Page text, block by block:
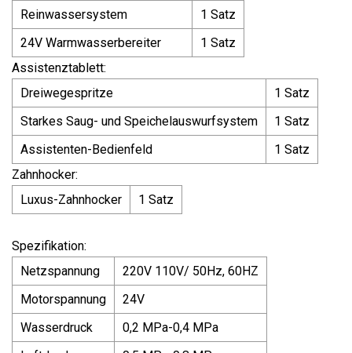
Reinwassersystem
1 Satz
24V Warmwasserbereiter
1 Satz
Assistenztablett:
Dreiwegespritze
1 Satz
Starkes Saug- und Speichelauswurfsystem
1 Satz
Assistenten-Bedienfeld
1 Satz
Zahnhocker:
Luxus-Zahnhocker
1 Satz
Spezifikation:
Netzspannung
220V 110V/ 50Hz, 60HZ
Motorspannung
24V
Wasserdruck
0,2 MPa-0,4 MPa